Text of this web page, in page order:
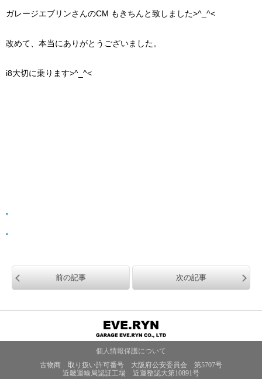
ガレージエブリンさんのCM もきちんと致しました>^_^<
改めて、本当にありがとうございました。
i8大切に乗ります>^_^<
前の記事 次の記事
個人情報保護について
古物商 取り扱い許可番号 大阪府公安委員会 第5707号
近畿運輸局認証工場 近運整認大第10891号